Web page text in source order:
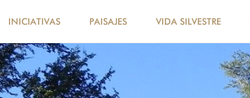
INICIATIVAS PAISAJES VIDA SILVESTRE